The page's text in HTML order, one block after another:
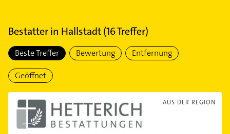
Bestatterin Hallstadt(16Treffer)
Beste Treffer Bewertung Entfernung
Geöffnet
AUS DER REGION